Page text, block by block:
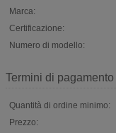
Marca:
Certificazione:
Numero di modello:
Termini di
Quantità di ordine minimo:
Prezzo: